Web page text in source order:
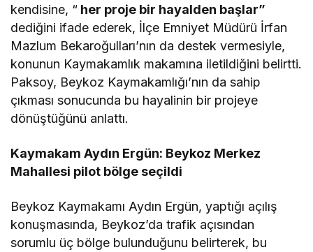
kendisine, “ her proje bir hayalden başlar”
dediğini ifade ederek, İlçe Emniyet Müdürü İrfan
Mazlum Bekaroğulları’nın da destek vermesiyle,
konunun Kaymakamlık makamına iletildiğini belirtti.
Paksoy, Beykoz Kaymakamlığı’nın da sahip
çıkması sonucunda bu hayalinin bir projeye
dönüştüğünü anlattı.
Kaymakam Aydın Ergün: Beykoz Merkez
Mahallesi pilot bölge seçildi
Beykoz Kaymakamı Aydın Ergün, yaptığı açılış
konuşmasında, Beykoz’da trafik açısından
sorumlu üç bölge bulunduğunu belirterek, bu